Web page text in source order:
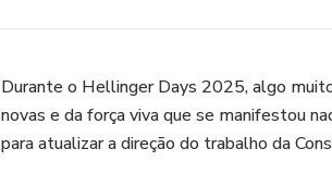
Durante o Hellinger Days 2025, algo
novas e da força viva que se manifestou
para atualizar a direção do trabalho da